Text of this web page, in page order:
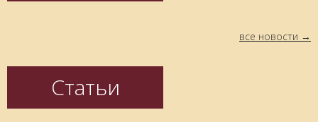
все новости
Статьи